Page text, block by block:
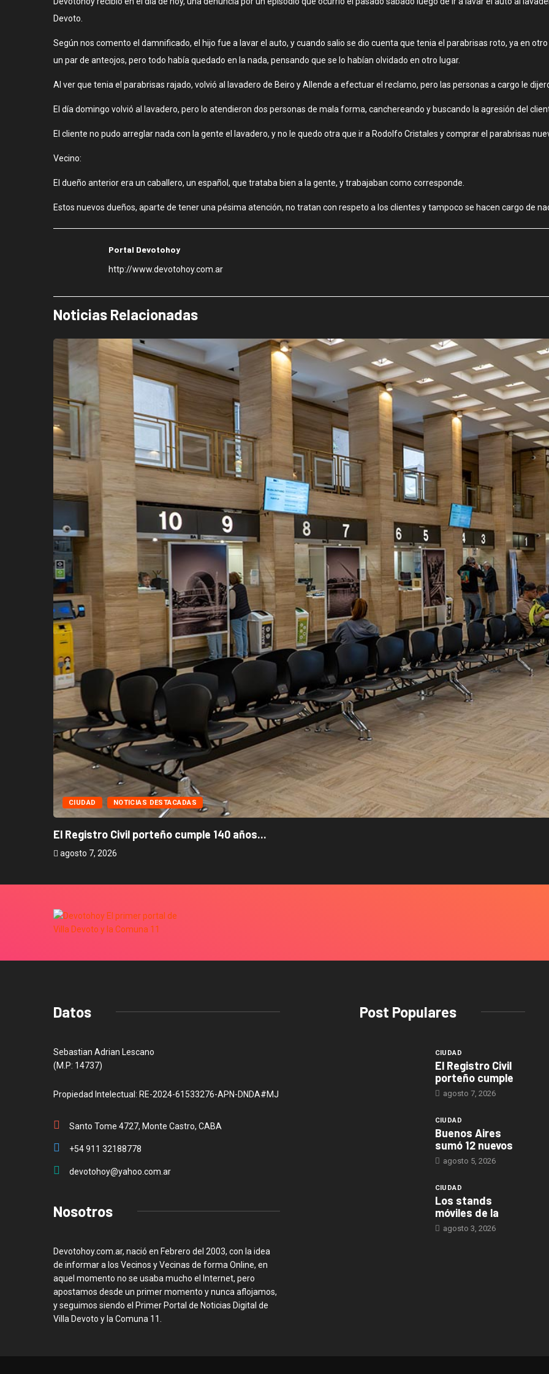
Devoto.
Según nos comento el damnificado, el hijo fue a lavar el auto, y cuando salio se dio cuenta que tenia el parabrisas roto, ya en
un par de anteojos, pero todo había quedado en la nada, pensando que se lo habían olvidado en otro lugar.
Al ver que tenia el parabrisas rajado, volvió al lavadero de Beiro y Allende a efectuar el reclamo, pero las personas a cargo le
El día domingo volvió al lavadero, pero lo atendieron dos personas de mala forma, canchereando y buscando la agresión del
El cliente no pudo arreglar nada con la gente el lavadero, y no le quedo otra que ir a Rodolfo Cristales y comprar el parabrisas
Vecino:
El dueño anterior era un caballero, un español, que trataba bien a la gente, y trabajaban como corresponde.
Estos nuevos dueños, aparte de tener una pésima atención, no tratan con respeto a los clientes y tampoco se hacen cargo de
Portal Devotohoy
http://www.devotohoy.com.ar
Noticias Relacionadas
CIUDAD NOTICIAS DESTACADAS
El Registro Civil porteño cumple 140 años...
agosto 7, 2026
Datos
Sebastian Adrian Lescano
(M.P: 14737)
Propiedad Intelectual: RE-2024-61533276-APN-DNDA#MJ
Santo Tome 4727, Monte Castro, CABA
+54 911 32188778
devotohoy@yahoo.com.ar
Nosotros
Devotohoy.com.ar, nació en Febrero del 2003, con la idea
de informar a los Vecinos y Vecinas de forma Online, en
aquel momento no se usaba mucho el Internet, pero
apostamos desde un primer momento y nunca aflojamos,
y seguimos siendo el Primer Portal de Noticias Digital de
Villa Devoto y la Comuna 11.
Post Populares
CIUDAD
El Registro Civil
porteño cumple
agosto 7, 2026
CIUDAD
Buenos Aires
sumó 12 nuevos
agosto 5, 2026
CIUDAD
Los stands
móviles de la
agosto 3, 2026